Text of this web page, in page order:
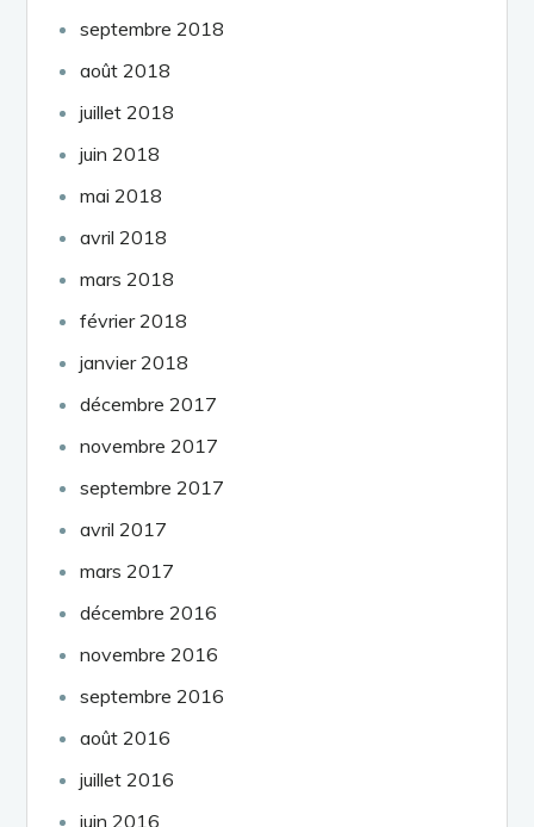
septembre 2018
août 2018
juillet 2018
juin 2018
mai 2018
avril 2018
mars 2018
février 2018
janvier 2018
décembre 2017
novembre 2017
septembre 2017
avril 2017
mars 2017
décembre 2016
novembre 2016
septembre 2016
août 2016
juillet 2016
juin 2016